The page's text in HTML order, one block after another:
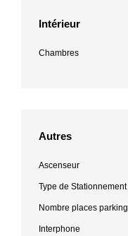
Intérieur
Chambres
Autres
Ascenseur
Type de Stationnement
Nombre places parking
Interphone